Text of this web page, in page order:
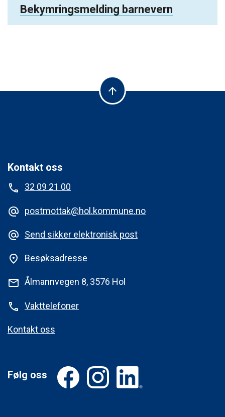
Bekymringsmelding barnevern
arrow_upward
Kontakt oss
phone
32 09 21 00
alternate_email postmottak@hol.kommune.no
alternate_email Send sikker elektronisk post
place Besøksadresse
mail Ålmannvegen 8, 3576 Hol
phone Vakttelefoner
Kontakt oss
Følg oss